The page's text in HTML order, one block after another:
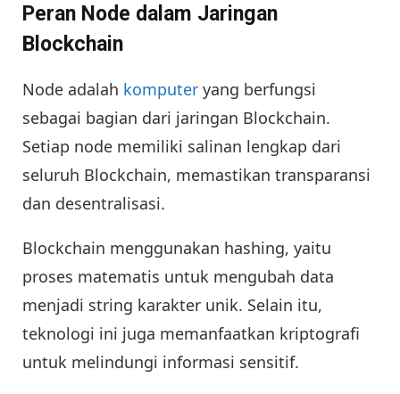
Peran Node dalam Jaringan
Blockchain
Node adalah komputer yang berfungsi
sebagai bagian dari jaringan Blockchain.
Setiap node memiliki salinan lengkap dari
seluruh Blockchain, memastikan transparansi
dan desentralisasi.
Blockchain menggunakan hashing, yaitu
proses matematis untuk mengubah data
menjadi string karakter unik. Selain itu,
teknologi ini juga memanfaatkan kriptografi
untuk melindungi informasi sensitif.